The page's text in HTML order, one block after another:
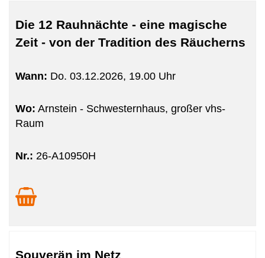
Die 12 Rauhnächte - eine magische
Zeit - von der Tradition des Räucherns
Wann: Do. 03.12.2026, 19.00 Uhr
Wo: Arnstein - Schwesternhaus, großer vhs-
Raum
Nr.: 26-A10950H
Souverän im Netz